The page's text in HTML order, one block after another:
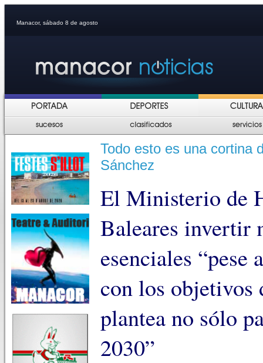
Manacor, sábado 8 de agosto
Todo esto es una cortina
Sánchez
El Ministerio de
Baleares invertir
esenciales “pese
con los objetivos
plantea no sólo
2030”